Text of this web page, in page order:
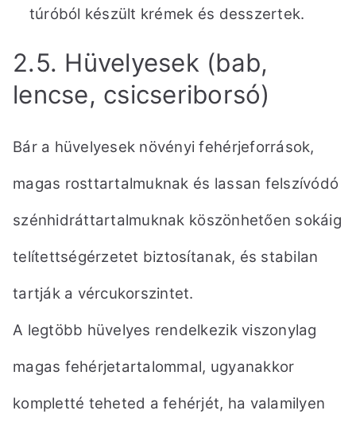
túróból készült krémek és desszertek.
2.5. Hüvelyesek (bab,
lencse, csicseriborsó)
Bár a hüvelyesek növényi fehérjeforrások,
magas rosttartalmuknak és lassan felszívódó
szénhidráttartalmuknak köszönhetően sokáig
telítettségérzetet biztosítanak, és stabilan
tartják a vércukorszintet.
A legtöbb hüvelyes rendelkezik viszonylag
magas fehérjetartalommal, ugyanakkor
kompletté teheted a fehérjét, ha valamilyen